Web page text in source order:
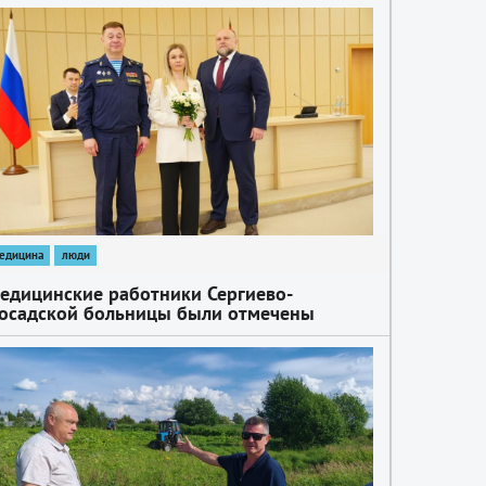
люди
работники Сергиево-
больницы были отмечены
Губернатора Московской
и Министерством обороны РФ